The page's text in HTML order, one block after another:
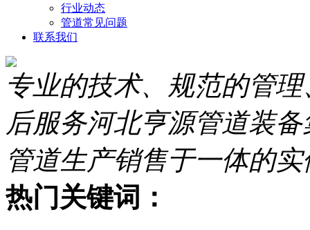
行业动态
管道常见问题
联系我们
专业的技术、规范的管
后服务河北亨源管道装
管道生产销售于一体的
热门关键词：